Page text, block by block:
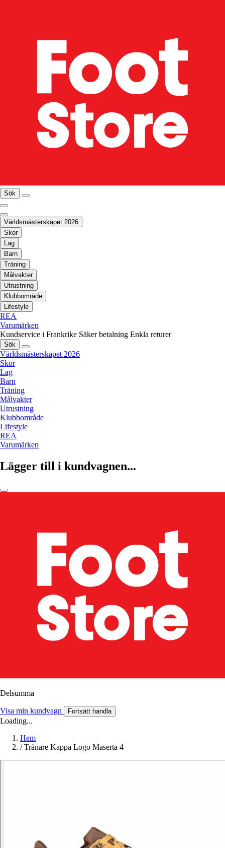
Sök
Världsmästerskapet 2026
Skor
Lag
Barn
Träning
Målvakter
Utrustning
Klubbområde
Lifestyle
REA
Varumärken
Kundservice i Frankrike Säker betalning Enkla returer
Sök
Världsmästerskapet 2026
Skor
Lag
Barn
Träning
Målvakter
Utrustning
Klubbområde
Lifestyle
REA
Varumärken
Lägger till i kundvagnen...
Delsumma
Visa min kundvagn Fortsätt handla
Loading...
Hem
/ Tränare Kappa Logo Maserta 4